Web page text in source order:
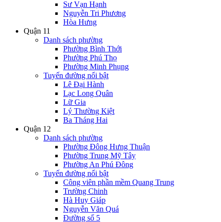
Sư Vạn Hạnh
Nguyễn Tri Phương
Hòa Hưng
Quận 11
Danh sách phường
Phường Bình Thới
Phường Phú Thọ
Phường Minh Phụng
Tuyến đường nổi bật
Lê Đại Hành
Lạc Long Quân
Lữ Gia
Lý Thường Kiệt
Ba Tháng Hai
Quận 12
Danh sách phường
Phường Đông Hưng Thuận
Phường Trung Mỹ Tây
Phường An Phú Đông
Tuyến đường nổi bật
Công viên phần mềm Quang Trung
Trường Chinh
Hà Huy Giáp
Nguyễn Văn Quá
Đường số 5